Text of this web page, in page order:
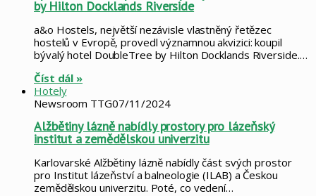
by Hilton Docklands Riverside
a&o Hostels, největší nezávisle vlastněný řetězec
hostelů v Evropě, provedl významnou akvizici: koupil
bývalý hotel DoubleTree by Hilton Docklands Riverside.…
Číst dál »
Hotely
Newsroom TTG07/11/2024
Alžbětiny lázně nabídly prostory pro lázeňský
institut a zemědělskou univerzitu
Karlovarské Alžbětiny lázně nabídly část svých prostor
pro Institut lázeňství a balneologie (ILAB) a Českou
zemědělskou univerzitu. Poté, co vedení…